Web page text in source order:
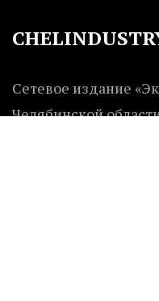
Сетевое издание
Челябинской